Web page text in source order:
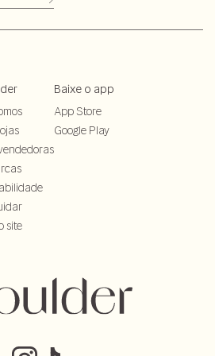
site
Baixe o app
App Store
Google Play